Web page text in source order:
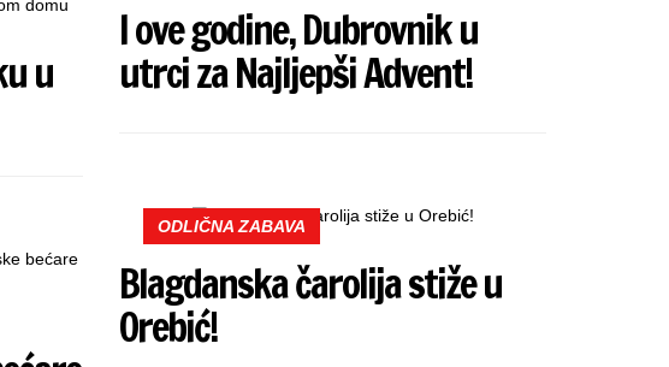
I ove godine, Dubrovnik u
utrci za Najljepši Advent!
u
ODLIČNA ZABAVA
Blagdanska čarolija stiže u
Orebić!